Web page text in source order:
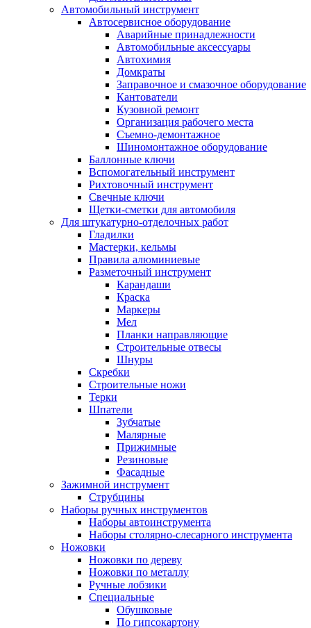
Автомобильный инструмент
Автосервисное оборудование
Аварийные принадлежности
Автомобильные аксессуары
Автохимия
Домкраты
Заправочное и смазочное оборудование
Кантователи
Кузовной ремонт
Организация рабочего места
Съемно-демонтажное
Шиномонтажное оборудование
Баллонные ключи
Вспомогательный инструмент
Рихтовочный инструмент
Свечные ключи
Щетки-сметки для автомобиля
Для штукатурно-отделочных работ
Гладилки
Мастерки, кельмы
Правила алюминиевые
Разметочный инструмент
Карандаши
Краска
Маркеры
Мел
Планки направляющие
Строительные отвесы
Шнуры
Скребки
Строительные ножи
Терки
Шпатели
Зубчатые
Малярные
Прижимные
Резиновые
Фасадные
Зажимной инструмент
Струбцины
Наборы ручных инструментов
Наборы автоинструмента
Наборы столярно-слесарного инструмента
Ножовки
Ножовки по дереву
Ножовки по металлу
Ручные лобзики
Специальные
Обушковые
По гипсокартону